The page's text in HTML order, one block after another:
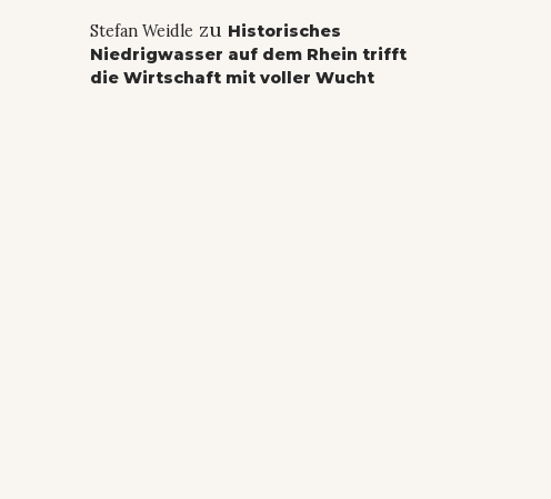
Stefan Weidle zu Historisches
Niedrigwasser auf dem Rhein trifft
die Wirtschaft mit voller Wucht